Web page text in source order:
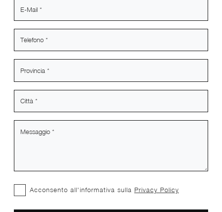
Acconsento all'informativa sulla Privacy Policy